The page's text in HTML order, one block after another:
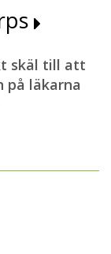
skäl till att
på läkarna